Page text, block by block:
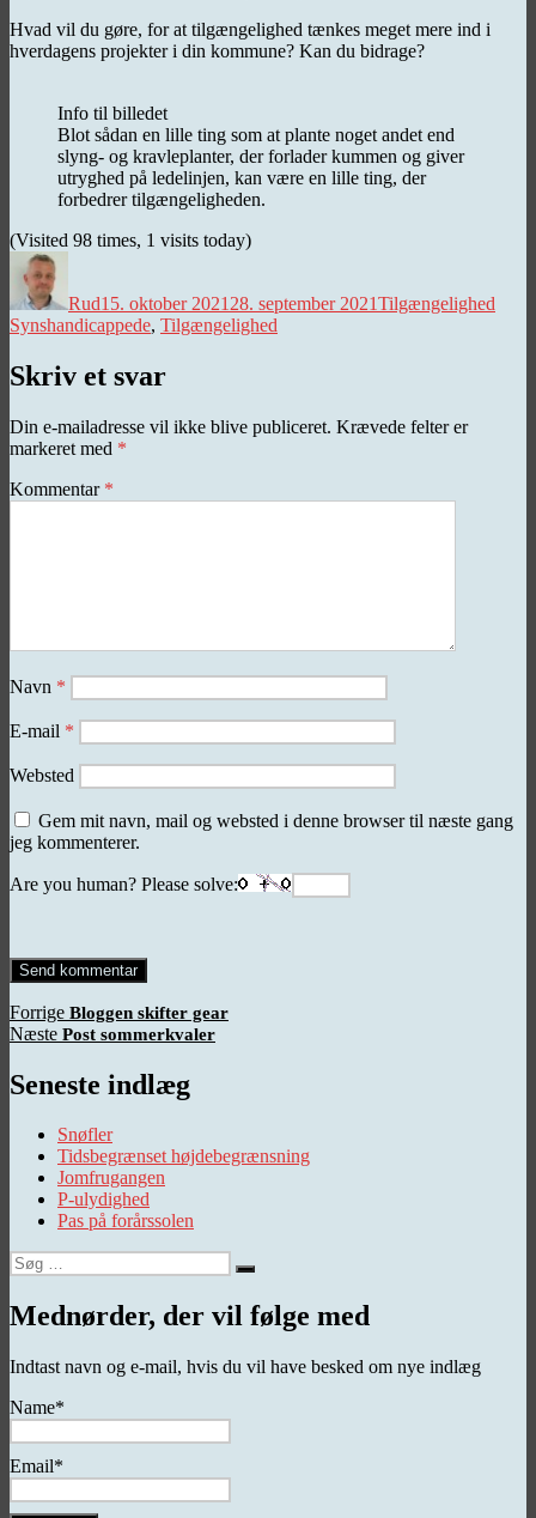
Hvad vil du gøre, for at tilgængelighed tænkes meget mere ind i
hverdagens projekter i din kommune? Kan du bidrage?
Info til billedet
Blot sådan en lille ting som at plante noget andet end
slyng- og kravleplanter, der forlader kummen og giver
utryghed på ledelinjen, kan være en lille ting, der
forbedrer tilgængeligheden.
(Visited 98 times, 1 visits today)
Rud15. oktober 2021 28. september 2021Tilgængelighed
Synshandicappede, Tilgængelighed
Skriv et svar
Din e-mailadresse vil ikke blive publiceret. Krævede felter er
markeret med *
Kommentar *
Navn *
E-mail *
Websted
Gem mit navn, mail og websted i denne browser til næste gang
jeg kommenterer.
Are you human? Please solve:
Indlægsnavigation
Forrige Forrige
indlæg:
Bloggen skifter gear
Næste Næste
Post sommerkvaler
Seneste indlæg
Snøfler
Tidsbegrænset højdebegrænsning
Jomfrugangen
P-ulydighed
Pas på forårssolen
Søg
efter:
Søg
Mednørder, der vil følge med
Indtast navn og e-mail, hvis du vil have besked om nye indlæg
Name*
Email*